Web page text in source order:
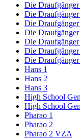
Die Draufgänger
Die Draufgänger
Die Draufgänger
Die Draufgänger
Die Draufgänger
Die Draufgänger
Die
Hans 1
Hans 2
Hans 3
High School
High School
Pharao 1
Pharao 2
Pharao 2 VZA